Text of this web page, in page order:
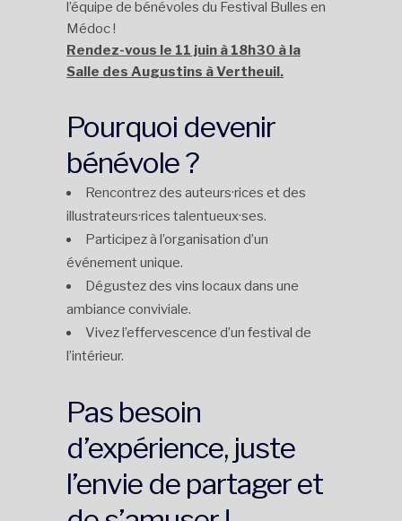
l’équipe de bénévoles du Festival Bulles en
Médoc !
Rendez-vous le 11 juin à 18h30 à la
Salle des Augustins à Vertheuil.
Pourquoi devenir
bénévole ?
Rencontrez des auteurs·rices et des
illustrateurs·rices talentueux·ses.
Participez à l’organisation d’un
événement unique.
Dégustez des vins locaux dans une
ambiance conviviale.
Vivez l’effervescence d’un festival de
l’intérieur.
Pas besoin
d’expérience, juste
l’envie de partager et